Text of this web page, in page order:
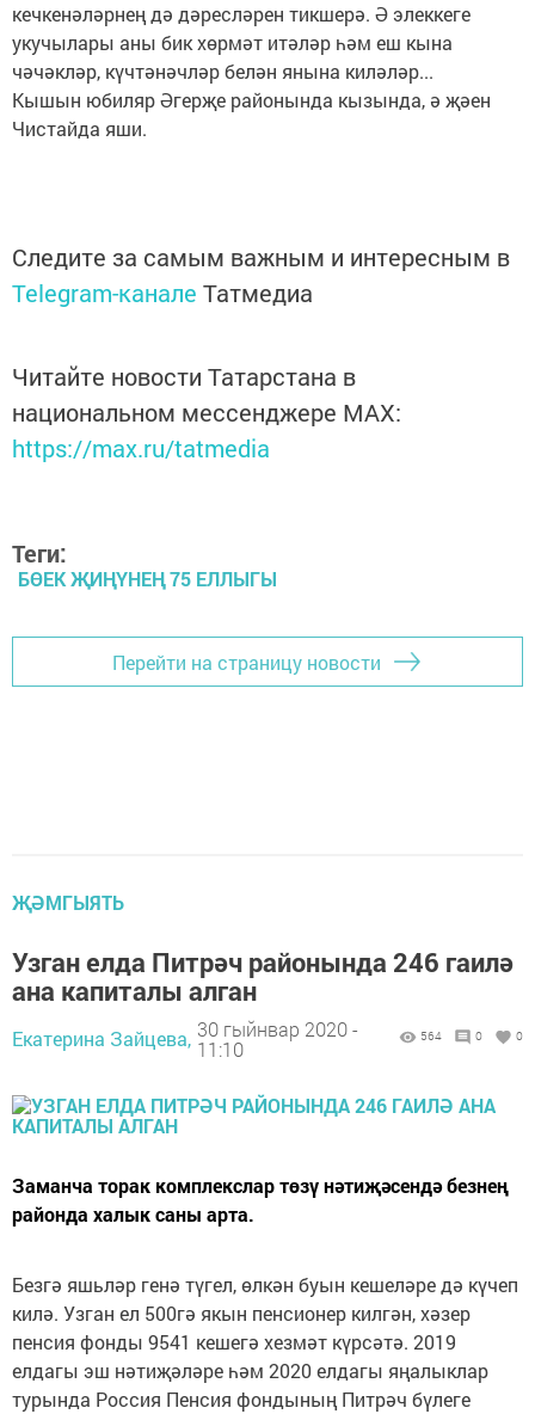
кечкенәләрнең дә дәресләрен тикшерә. Ә элеккеге
укучылары аны бик хөрмәт итәләр һәм еш кына
чәчәкләр, күчтәнәчләр белән янына киләләр...
Кышын юбиляр Әгерҗе районында кызында, ә җәен
Чистайда яши.
Следите за самым важным и интересным в
Telegram-канале Татмедиа
Читайте новости Татарстана в
национальном мессенджере MАХ:
https://max.ru/tatmedia
Теги:
БӨЕК ҖИҢҮНЕҢ 75 ЕЛЛЫГЫ
Перейти на страницу новости
ҖӘМГЫЯТЬ
Узган елда Питрәч районында 246 гаилә
ана капиталы алган
Екатерина Зайцева, 30 гыйнвар 2020 -
11:10
564 0 0
Заманча торак комплекслар төзү нәтиҗәсендә безнең
районда халык саны арта.
Безгә яшьләр генә түгел, өлкән буын кешеләре дә күчеп
килә. Узган ел 500гә якын пенсионер килгән, хәзер
пенсия фонды 9541 кешегә хезмәт күрсәтә. 2019
елдагы эш нәтиҗәләре һәм 2020 елдагы яңалыклар
турында Россия Пенсия фондының Питрәч бүлеге